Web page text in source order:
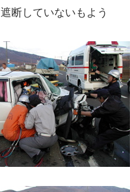
断していないもよう